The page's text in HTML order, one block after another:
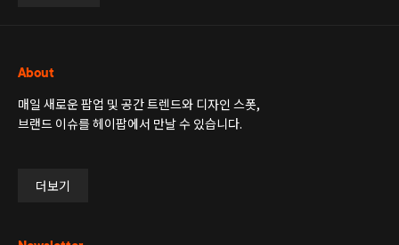
About
매일 새로운 팝업 및 공간 트렌드와 디자인 스폿,
브랜드 이슈를 헤이팝에서 만날 수 있습니다.
더보기